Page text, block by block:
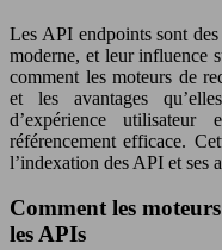
Les API endpoints sont
moderne, et leur influence
comment les moteurs de
et les avantages
d’expérience
référencement efficace.
l’indexation des API et ses
Comment les
les APIs